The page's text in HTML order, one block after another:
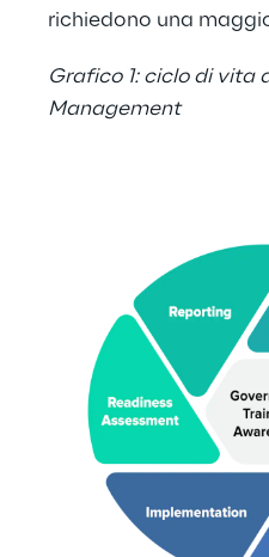
richiedono una
Grafico 1: ciclo di vita
Management